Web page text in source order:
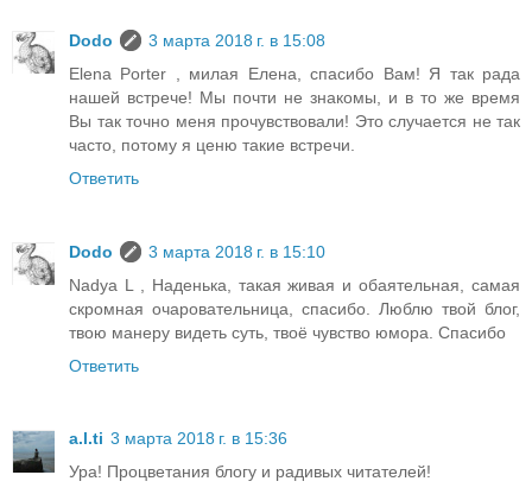
Dodo
3 марта 2018 г. в 15:08
Elena Porter , милая Елена, спасибо Вам! Я так рада
нашей встрече! Мы почти не знакомы, и в то же время
Вы так точно меня прочувствовали! Это случается не так
часто, потому я ценю такие встречи.
Ответить
Dodo
3 марта 2018 г. в 15:10
Nadya L , Наденька, такая живая и обаятельная, самая
скромная очаровательница, спасибо. Люблю твой блог,
твою манеру видеть суть, твоё чувство юмора. Спасибо
Ответить
a.l.ti 3 марта 2018 г. в 15:36
Ура! Процветания блогу и радивых читателей!